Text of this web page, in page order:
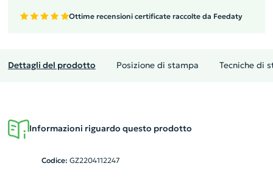
Ottime recensioni certificate raccolte da Feedaty
Dettagli del prodotto Posizione di stampa Tecniche di
Informazioni riguardo questo prodotto
Codice: GZ2204112247